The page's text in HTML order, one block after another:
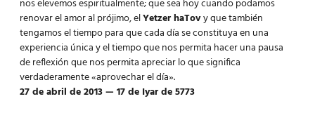
nos elevemos espiritualmente; que sea hoy cuando podamos
renovar el amor al prójimo, elYetzer haTovy que también
tengamos el tiempo para que cada día se constituya en una
experiencia única y el tiempo que nos permita hacer una pausa
de reflexión que nos permita apreciar lo que significa
verdaderamente «aprovechar el día».
27 de abril de 2013 — 17 de Iyar de 5773